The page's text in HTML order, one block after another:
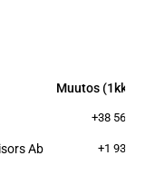
Muutos (1kk)
Muutos (1kk)
+38 564
Ab +1 931